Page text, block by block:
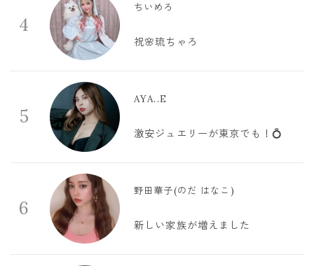
4
ちいめろ
祝🌸琉ちゃろ
5
AYA..E
激安ジュエリーが東京でも！💍
6
野田華子(のだ はなこ)
新しい家族が増えました